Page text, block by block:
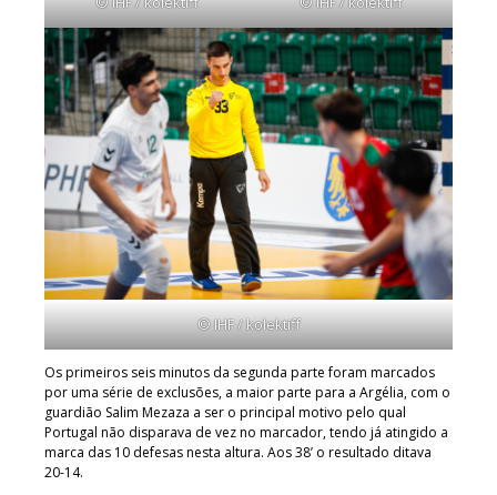
© IHF / kolektiff
Os primeiros seis minutos da segunda parte foram marcados
por uma série de exclusões, a maior parte para a Argélia, com o
guardião Salim Mezaza a ser o principal motivo pelo qual
Portugal não disparava de vez no marcador, tendo já atingido a
marca das 10 defesas nesta altura. Aos 38’ o resultado ditava
20-14.